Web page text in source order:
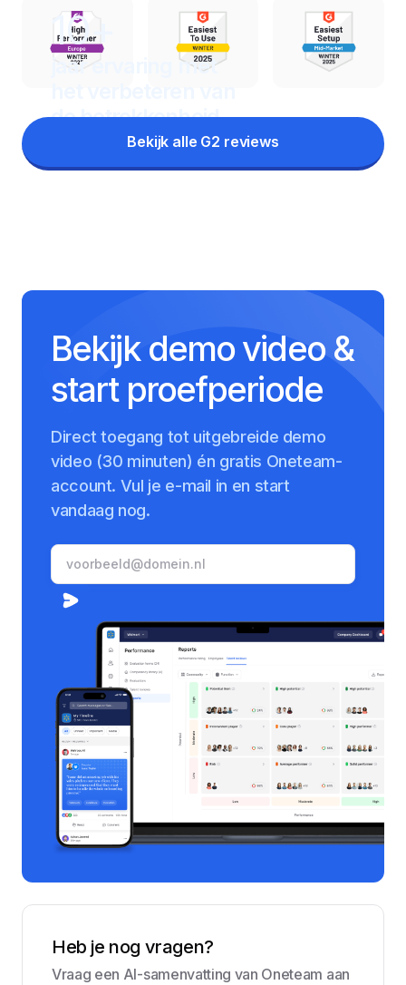
10+
jaar ervaring met
de betrokkenheid
Bekijk alle G2 reviews
Bekijk demo video &
start proefperiode
Direct toegang tot uitgebreide demo
video (30 minuten) én gratis Oneteam-
account. Vul je e-mail in en start
vandaag nog.
Heb je nog vragen?
Vraag een AI-samenvatting van Oneteam aan